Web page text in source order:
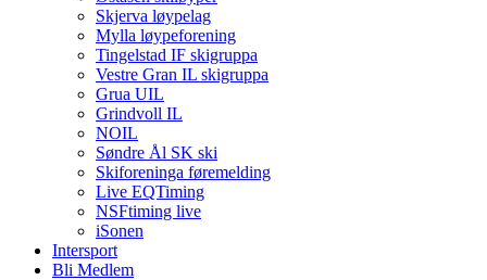
Skjerva løypelag
Mylla løypeforening
Tingelstad IF skigruppa
Vestre Gran IL skigruppa
Grua UIL
Grindvoll IL
NOIL
Søndre Ål SK ski
Skiforeninga føremelding
Live EQTiming
NSFtiming live
iSonen
Intersport
Bli Medlem